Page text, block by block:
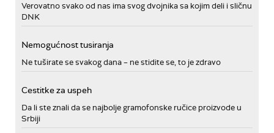
Verovatno svako od nas ima svog dvojnika sa kojim deli i sličnu
DNK
Nemogućnost tusiranja
Ne tuširate se svakog dana – ne stidite se, to je zdravo
Cestitke za uspeh
Da li ste znali da se najbolje gramofonske ručice proizvode u
Srbiji